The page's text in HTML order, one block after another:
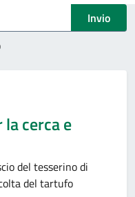
Invio
cerca e
del tesserino di
del tartufo